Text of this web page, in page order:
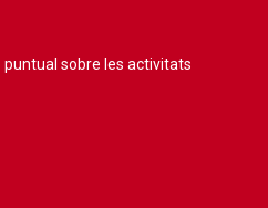
sobre les activitats